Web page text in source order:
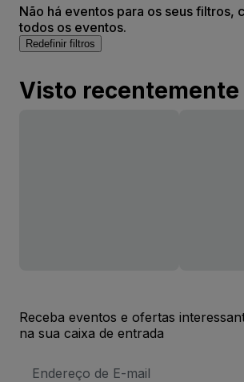
Não há eventos para os seus filtros,
todos os eventos.
Redefinir filtros
Visto recentemente
Receba eventos e ofertas
na sua caixa de entrada
de